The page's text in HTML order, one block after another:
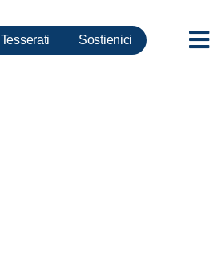
Tesserati Sostienici